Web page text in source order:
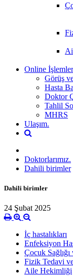
Online
Görüş
Hasta
Doktor
Tahlil
MHRS
Ulaşım.
Doktorlarımız.
Dahili birimler
Dahili birimler
24 Şubat 2025
İç hastalıkları
Enfeksiyon
Çocuk Sağlığı
Fizik Tedavi
Aile Hekimliği